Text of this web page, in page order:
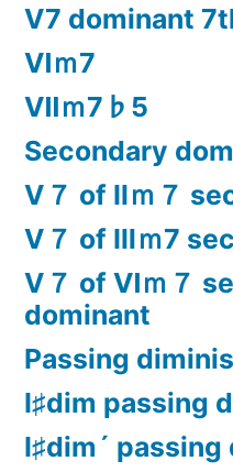
Ⅴ7 dominant
Ⅵｍ7
Ⅶｍ7♭5
Secondary
Ⅴ７ of Ⅱｍ７
Ⅴ７ of Ⅲｍ7
Ⅴ７ of Ⅵｍ７
dominant
Passing
Ⅰ♯dim passing
Ⅰ♯dim´